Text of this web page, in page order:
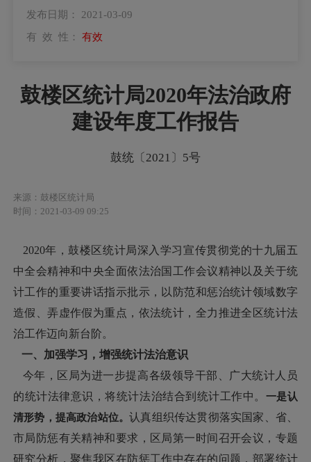
发布日期： 2021-03-09
有 效 性： 有效
鼓楼区统计局2020年法治政府
建设年度工作报告
鼓统〔2021〕5号
来源：鼓楼区统计局
时间：2021-03-09 09:25
2020年，鼓楼区统计局深入学习宣传贯彻党的十九届五
中全会精神和中央全面依法治国工作会议精神以及关于统
计工作的重要讲话指示批示，以防范和惩治统计领域数字
造假、弄虚作假为重点，依法统计，全力推进全区统计法
治工作迈向新台阶。
一、加强学习，增强统计法治意识
今年，区局为进一步提高各级领导干部、广大统计人员
的统计法律意识，将统计法治结合到统计工作中。 一是认
清形势，提高政治站位。认真组织传达贯彻落实国家、省、
市局防惩有关精神和要求，区局第一时间召开会议，专题
研究分析，聚焦我区在防惩工作中存在的问题，部署统计